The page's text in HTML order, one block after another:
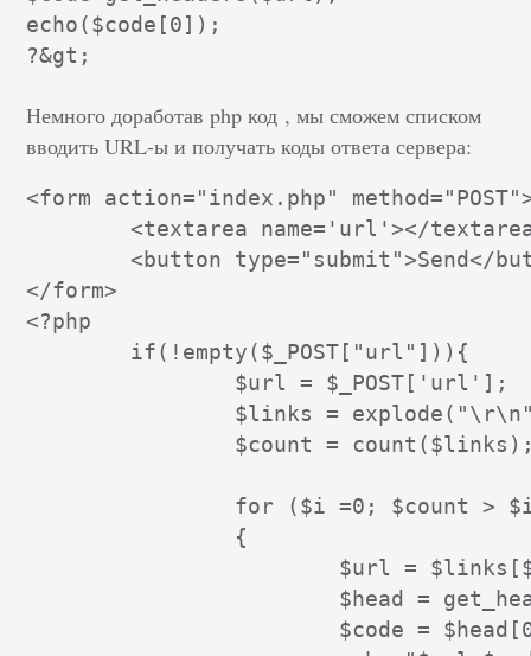
echo($code[0]);
Немного доработав php код , мы сможем списком
вводить URL-ы и получать коды ответа сервера:
<form action="index.php"
	<textarea name='url'></textarea>
	<button type="submit">Send</button>
</form>
<?php